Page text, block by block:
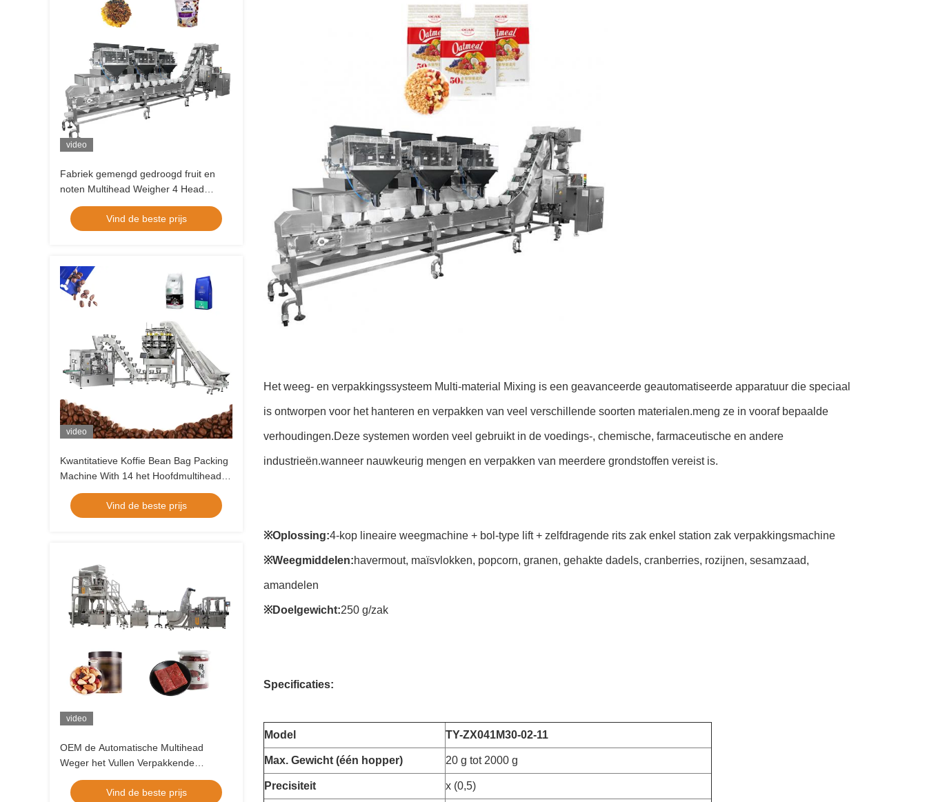
video
Fabriek gemengd gedroogd fruit en
noten Multihead Weigher 4 Head
Lineaire Weigher Vffs
verpakkingsmachine Zip Bag
verpakkingsmachine
Vind de beste prijs
video
Kwantitatieve Koffie Bean Bag Packing
Machine With 14 het Hoofdmultihead-
Weger Automatische Vullen
Vind de beste prijs
video
OEM de Automatische Multihead
Weger het Vullen Verpakkende
Machine van de Systeem Stevige
Korrel
Vind de beste prijs
Het weeg- en verpakkingssysteem Multi-material Mixing is een geavanceerde geautomatiseerde apparatuur die speciaal
is ontworpen voor het hanteren en verpakken van veel verschillende soorten materialen.meng ze in vooraf bepaalde
verhoudingen.Deze systemen worden veel gebruikt in de voedings-, chemische, farmaceutische en andere
industrieën.wanneer nauwkeurig mengen en verpakken van meerdere grondstoffen vereist is.
※Oplossing:4-kop lineaire weegmachine + bol-type lift + zelfdragende rits zak enkel station zak verpakkingsmachine
※Weegmiddelen:havermout, maïsvlokken, popcorn, granen, gehakte dadels, cranberries, rozijnen, sesamzaad,
amandelen
※Doelgewicht:250 g/zak
Specificaties:
Model TY-ZX041M30-02-11
Max. Gewicht (één hopper) 20 g tot 2000 g
Precisiteit x (0,5)